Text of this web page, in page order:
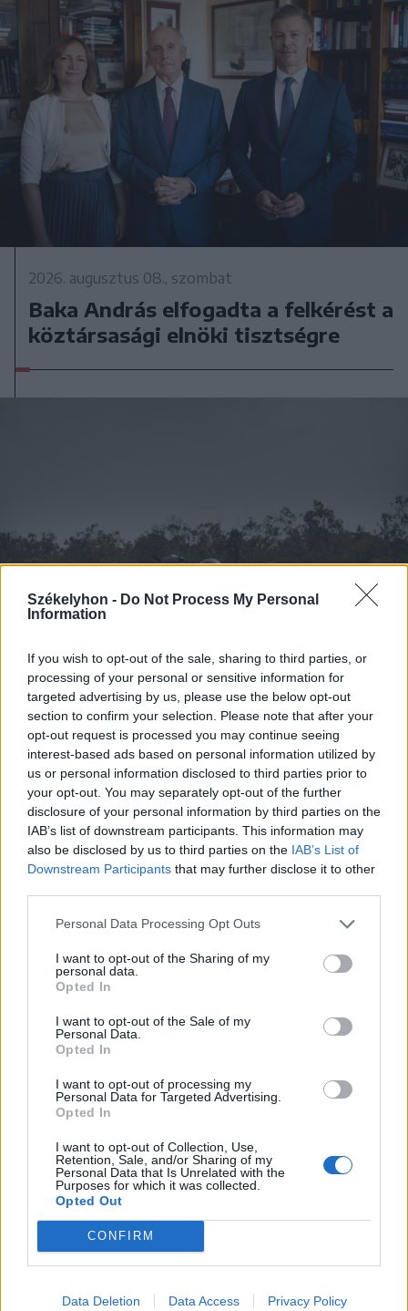
Székelyhon - Do Not Process My Personal
Information
If you wish to opt-out of the sale, sharing to third parties, or
processing of your personal or sensitive information for
targeted advertising by us, please use the below opt-out
section to confirm your selection. Please note that after your
opt-out request is processed you may continue seeing
interest-based ads based on personal information utilized by
us or personal information disclosed to third parties prior to
your opt-out. You may separately opt-out of the further
disclosure of your personal information by third parties on the
IAB’s list of downstream participants. This information may
also be disclosed by us to third parties on the IAB’s List of
Downstream Participants that may further disclose it to other
Personal Data Processing Opt Outs
I want to opt-out of the Sharing of my
personal data.
Opted In
I want to opt-out of the Sale of my
Personal Data.
Opted In
I want to opt-out of processing my
Personal Data for Targeted Advertising.
Opted In
I want to opt-out of Collection, Use,
Retention, Sale, and/or Sharing of my
Personal Data that Is Unrelated with the
Purposes for which it was collected.
Opted Out
CONFIRM
Data Deletion Data Access Privacy Policy
2026. augusztus 08., szombat
Baka András elfogadta a felkérést a
köztársasági elnöki tisztségre
2026. augusztus 08., szombat
Románia irányából érkező ukrán
csalidrón robbant fel Bulgáriában –
frissítve
2026. augusztus 08., szombat
Vaddisznó szaladt le a budapesti
metróba, felszállt az egyik kocsira,
majd kilőtték – videóval